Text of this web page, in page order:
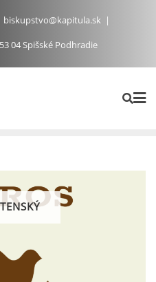
biskupstvo@kapitula.sk
04 Spišské Podhradie